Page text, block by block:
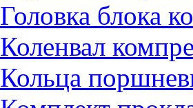
Головка блока
Коленвал
Кольца